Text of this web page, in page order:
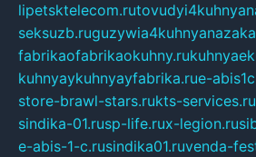
lipetsktelecom.ru
seksuzb.ru
fabrikaofabrikaokuhny.ru
kuhnyaykuhnyayfabrika.rue-
store-brawl-stars.rukts-services.ru
sindika-01.rusp-life.rux-legion.ru
e-abis-1-c.rusindika01.ruvenda-